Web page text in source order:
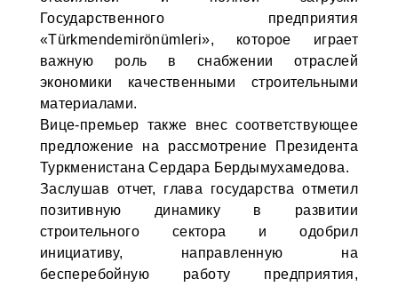
Государственного предприятия
«Türkmendemirönümleri», которое играет
важную роль в снабжении отраслей
экономики качественными строительными
материалами.
Вице-премьер также внес соответствующее
предложение на рассмотрение Президента
Туркменистана Сердара Бердымухамедова.
Заслушав отчет, глава государства отметил
позитивную динамику в развитии
строительного сектора и одобрил
инициативу, направленную на
бесперебойную работу предприятия,